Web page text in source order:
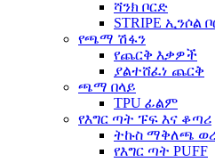
ሻንክ ቦርድ
STRIPE ኢንሶል
የጫማ ሽፋን
የጨርቅ እቃዎች
ያልተሸፈነ ጨርቅ
ጫማ በላይ
TPU ፊልም
የእግር ጣት ፑፍ እና ቆጣሪ
ትኩስ ማቅለጫ
የእግር ጣት PUFF